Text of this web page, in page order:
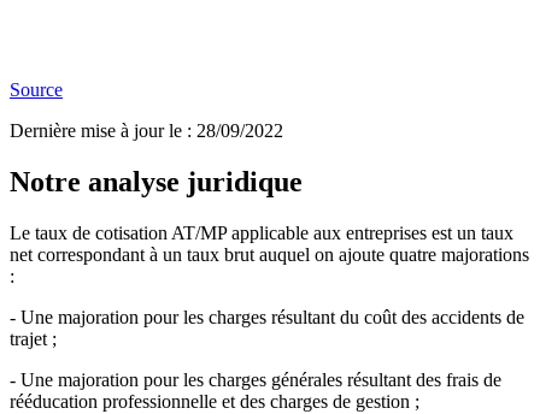
Source
Dernière mise à jour le : 28/09/2022
Notre analyse juridique
Le taux de cotisation AT/MP applicable aux entreprises est un taux
net correspondant à un taux brut auquel on ajoute quatre majorations
:
- Une majoration pour les charges résultant du coût des accidents de
trajet ;
- Une majoration pour les charges générales résultant des frais de
rééducation professionnelle et des charges de gestion ;